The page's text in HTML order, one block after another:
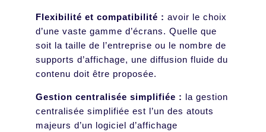
Flexibilité et compatibilité : avoir le choix
d’une vaste gamme d’écrans. Quelle que
soit la taille de l’entreprise ou le nombre de
supports d’affichage, une diffusion fluide du
contenu doit être proposée.
Gestion centralisée simplifiée : la gestion
centralisée simplifiée est l’un des atouts
majeurs d’un logiciel d’affichage